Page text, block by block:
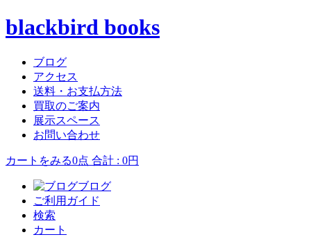
blackbird books
ブログ
アクセス
送料・お支払方法
買取のご案内
展示スペース
お問い合わせ
カートをみる0点 合計 : 0円
ブログ
ご利用ガイド
検索
カート